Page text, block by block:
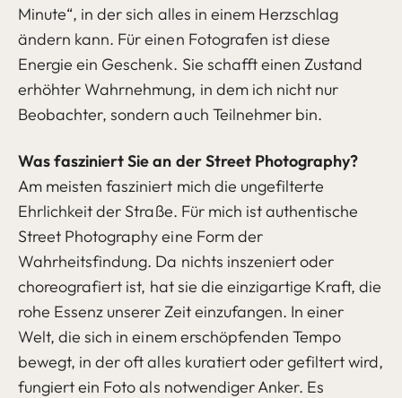
Minute“, in der sich alles in einem Herzschlag
ändern kann. Für einen Fotografen ist diese
Energie ein Geschenk. Sie schafft einen Zustand
erhöhter Wahrnehmung, in dem ich nicht nur
Beobachter, sondern auch Teilnehmer bin.
Was fasziniert Sie an der Street Photography?
Am meisten fasziniert mich die ungefilterte
Ehrlichkeit der Straße. Für mich ist authentische
Street Photography eine Form der
Wahrheitsfindung. Da nichts inszeniert oder
choreografiert ist, hat sie die einzigartige Kraft, die
rohe Essenz unserer Zeit einzufangen. In einer
Welt, die sich in einem erschöpfenden Tempo
bewegt, in der oft alles kuratiert oder gefiltert wird,
fungiert ein Foto als notwendiger Anker. Es